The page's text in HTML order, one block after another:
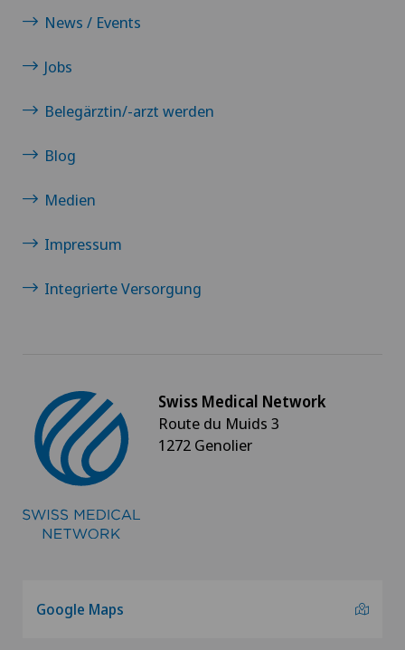
News / Events
Jobs
Belegärztin/-arzt werden
Blog
Medien
Impressum
Integrierte Versorgung
Swiss Medical Network
Route du Muids 3
1272 Genolier
Google Maps